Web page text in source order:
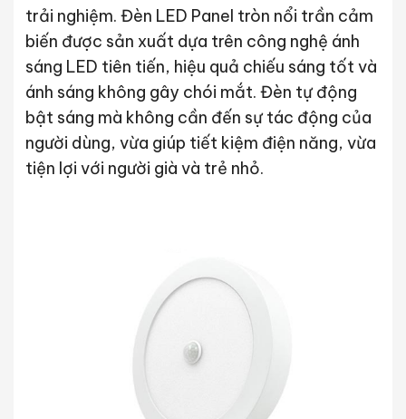
trải nghiệm. Đèn LED Panel tròn nổi trần cảm
biến được sản xuất dựa trên công nghệ ánh
sáng LED tiên tiến, hiệu quả chiếu sáng tốt và
ánh sáng không gây chói mắt. Đèn tự động
bật sáng mà không cần đến sự tác động của
người dùng, vừa giúp tiết kiệm điện năng, vừa
tiện lợi với người già và trẻ nhỏ.